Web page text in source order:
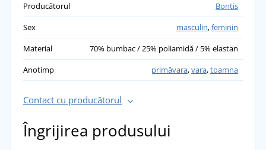
Producătorul
Bontis
Sex
masculin,feminin
Material
70% bumbac / 25% poliamidă / 5% elastan
Anotimp
primăvara,vara,toamna
Contact cu producătorul
Îngrijirea produsului